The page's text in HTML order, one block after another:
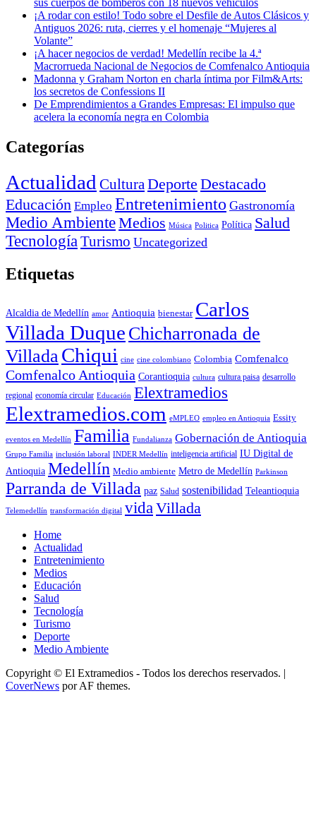
sus cuerpos de bomberos con 18 nuevos vehículos
¡A rodar con estilo! Todo sobre el Desfile de Autos Clásicos y
Antiguos 2026: ruta, cierres y el homenaje “Mujeres al
Volante”
¡A hacer negocios de verdad! Medellín recibe la 4.ª
Macrorrueda Nacional de Negocios de Comfenalco Antioquia
Madonna y Graham Norton en charla íntima por Film&Arts:
los secretos de Confessions II
De Emprendimientos a Grandes Empresas: El impulso que
acelera la economía negra en Colombia
Categorías
Actualidad Cultura Deporte Destacado
Educación Empleo Entretenimiento Gastronomía
Medio AmbienteMedios Música Politica Política Salud
Tecnología Turismo Uncategorized
Etiquetas
Alcaldia de Medellín amor Antioquia bienestar Carlos
Villada Duque Chicharronada de
Villada Chiqui cine cine colombiano Colombia Comfenalco
Comfenalco Antioquia Corantioquia cultura cultura paisa desarrollo
regional economía circular Educación Elextramedios
Elextramedios.com eMPLEO empleo en Antioquia Essity
eventos en Medellín Familia Fundalianza Gobernación de Antioquia
Grupo Familia inclusión laboral INDER Medellín inteligencia artificial IU Digital de
Antioquia Medellín Medio ambiente Metro de Medellín Parkinson
Parranda de Villada paz Salud sostenibilidad Teleantioquia
Telemedellín transformación digital vida Villada
Home
Actualidad
Entretenimiento
Medios
Educación
Salud
Tecnología
Turismo
Deporte
Medio Ambiente
Copyright © El Extramedios - Todos los derechos reservados. |
CoverNews por AF themes.